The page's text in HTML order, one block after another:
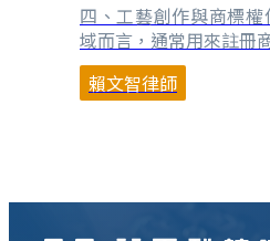
四、工藝創作與商標
域而言，通常用來註冊
是：工藝家的名字、工
取部分、產品名稱，或
利，否則，也是拿仿⋯
賴文智律師